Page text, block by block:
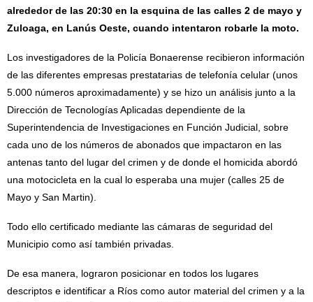
alrededor de las 20:30 en la esquina de las calles 2 de mayo y
Zuloaga, en Lanús Oeste, cuando intentaron robarle la moto.
Los investigadores de la Policía Bonaerense recibieron información
de las diferentes empresas prestatarias de telefonía celular (unos
5.000 números aproximadamente) y se hizo un análisis junto a la
Dirección de Tecnologías Aplicadas dependiente de la
Superintendencia de Investigaciones en Función Judicial, sobre
cada uno de los números de abonados que impactaron en las
antenas tanto del lugar del crimen y de donde el homicida abordó
una motocicleta en la cual lo esperaba una mujer (calles 25 de
Mayo y San Martin).
Todo ello certificado mediante las cámaras de seguridad del
Municipio como así también privadas.
De esa manera, lograron posicionar en todos los lugares
descriptos e identificar a Ríos como autor material del crimen y a la